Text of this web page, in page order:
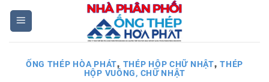
Skip
content
ỐNG THÉP HÒA PHÁT, THÉP HỘP CHỮ NHẬT,THÉP
HỘP VUÔNG, CHỮ NHẬT